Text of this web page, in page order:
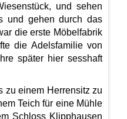
und sehen
und gehen durch das
die erste Möbelfabrik
die Adelsfamilie von
später hier sesshaft
zu einem Herrensitz zu
Teich für eine Mühle
Schloss Klipphausen